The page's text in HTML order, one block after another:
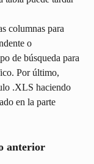
columnas para
o
de búsqueda para
Por último,
.XLS haciendo
en la parte
anterior